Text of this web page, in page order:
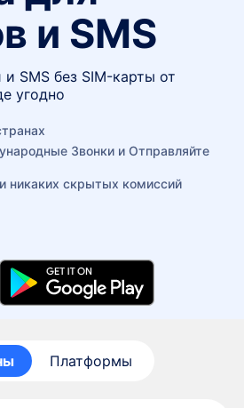
и SMS
SMS без SIM-карты от
угодно
Звонки и Отправляйте
никаких скрытых комиссий
Платформы